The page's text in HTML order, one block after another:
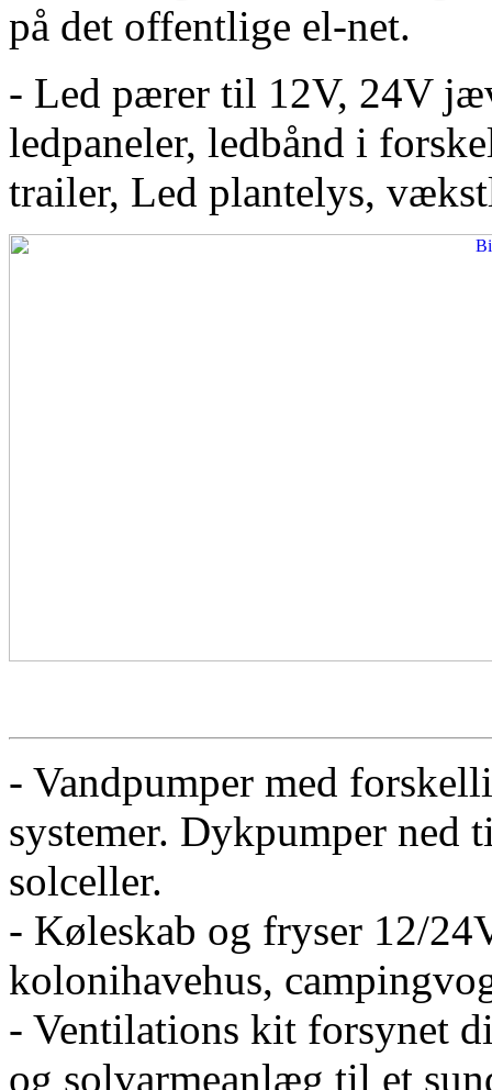
på det offentlige el-net.
- Led pærer til 12V, 24V
ledpaneler, ledbånd i
trailer, Led plantelys,
- Vandpumper med
systemer. Dykpumper ned
solceller.
- Køleskab og fryser 12/
kolonihavehus,
- Ventilations kit forsynet
og solvarmeanlæg til et